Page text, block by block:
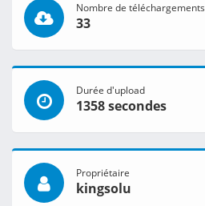
Nombre de téléchargements
33
Durée d'upload
1358 secondes
Propriétaire
kingsolu